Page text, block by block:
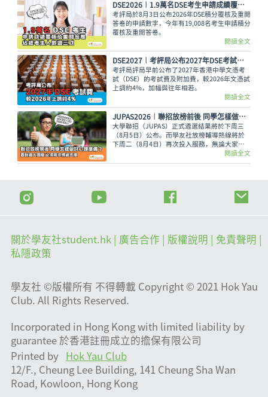
DSE2026︱1.9萬名DSE考生申請成績覆核及重閱答卷 佔總考生人數逾三成
考評局於8月3日公布2026年DSE積分覆核及重閱
答卷的申請數字，今年有19,008名考生申請積分
覆核及重閱答卷。
閱讀全文
DSE2027︱考評局公布2027年DSE考試費 較2026年上調約4%
考評局評局早前公布了2027年香港中學文憑考
試（DSE）的考試費及附加費，較2026年文憑試
上調約4%，加幅與往年相若。
閱讀全文
JUPAS2026︱聯招放榜前後 同學怎樣做好心理準備？面對過大困擾 必須尋求情緒支援
大學聯招（JUPAS）正式遴選結果將於下周三
（8月5日）公布。而學友社放榜輔導熱線將於
下周二（8月4日）再次投入服務，無論大家有
甚麼出路疑問，又或需要支援輔導、尋求專業意
見，都可致電2503 3399，與學友社輔導員盡情
閱讀全文
關於學友社student.hk | 廣告合作 | 版權說明
| 免責聲明 |
私隱政策
學友社 ©版權所有 不得轉載 Copyright © 2021 Hok Yau
Club. All Rights Reserved.
Incorporated in Hong Kong with limited liability by
guarantee 於香港註冊成立的擔保有限公司
Printed by
Hok Yau Club
12/F., Cheung Lee Building, 141 Cheung Sha Wan
Road, Kowloon, Hong Kong